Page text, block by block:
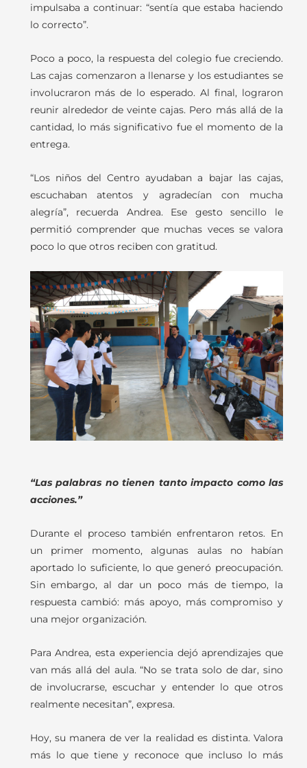
impulsaba a continuar: “sentía que estaba haciendo
lo correcto”.
Poco a poco, la respuesta del colegio fue creciendo.
Las cajas comenzaron a llenarse y los estudiantes se
involucraron más de lo esperado. Al final, lograron
reunir alrededor de veinte cajas. Pero más allá de la
cantidad, lo más significativo fue el momento de la
entrega.
“Los niños del Centro ayudaban a bajar las cajas,
escuchaban atentos y agradecían con mucha
alegría”, recuerda Andrea. Ese gesto sencillo le
permitió comprender que muchas veces se valora
poco lo que otros reciben con gratitud.
“Las palabras no tienen tanto impacto como las
acciones.”
Durante el proceso también enfrentaron retos. En
un primer momento, algunas aulas no habían
aportado lo suficiente, lo que generó preocupación.
Sin embargo, al dar un poco más de tiempo, la
respuesta cambió: más apoyo, más compromiso y
una mejor organización.
Para Andrea, esta experiencia dejó aprendizajes que
van más allá del aula. “No se trata solo de dar, sino
de involucrarse, escuchar y entender lo que otros
realmente necesitan”, expresa.
Hoy, su manera de ver la realidad es distinta. Valora
más lo que tiene y reconoce que incluso lo más